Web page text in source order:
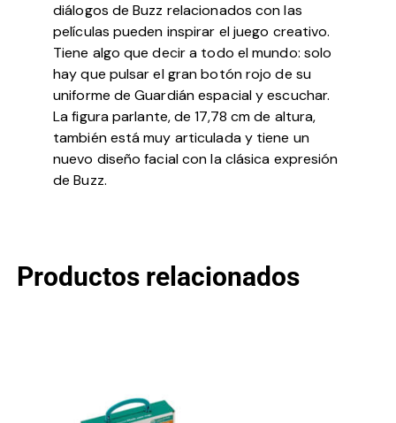
diálogos de Buzz relacionados con las
películas pueden inspirar el juego creativo.
Tiene algo que decir a todo el mundo: solo
hay que pulsar el gran botón rojo de su
uniforme de Guardián espacial y escuchar.
La figura parlante, de 17,78 cm de altura,
también está muy articulada y tiene un
nuevo diseño facial con la clásica expresión
de Buzz.
Productos relacionados